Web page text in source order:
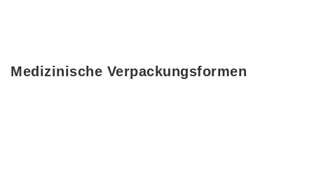
Medizinische Verpackungsformen